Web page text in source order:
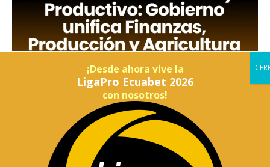
¡Desde ahora vive la
LigaPro Ecuabet 2026
con nosotros!